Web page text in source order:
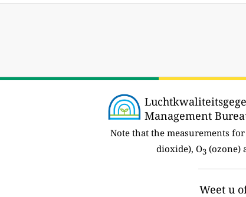
Management
Note that the measurements
dioxide), O3 (ozone)
Weet u